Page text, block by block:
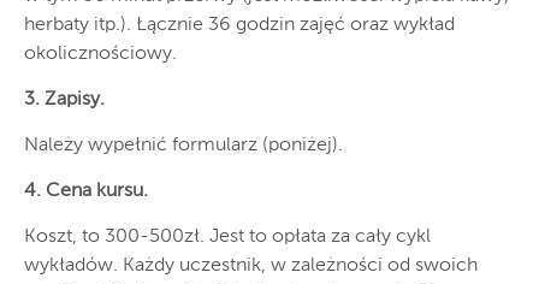
herbaty itp.). Łącznie 36 godzin zajęć oraz wykład
okolicznościowy.
3. Zapisy.
Należy wypełnić formularz (poniżej).
4. Cena kursu.
Koszt, to 300-500zł. Jest to opłata za cały cykl
wykładów. Każdy uczestnik, w zależności od swoich